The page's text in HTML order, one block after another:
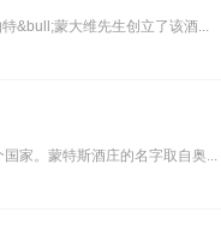
&bull;蒙大维先生创立了该酒...
家。蒙特斯酒庄的名字取自奥...